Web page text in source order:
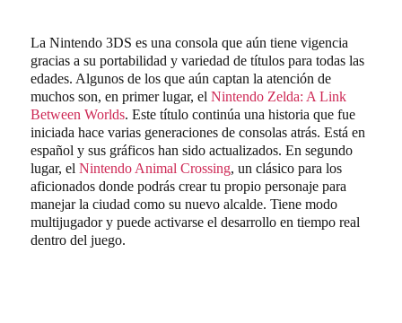
La Nintendo 3DS es una consola que aún tiene vigencia
gracias a su portabilidad y variedad de títulos para todas las
edades. Algunos de los que aún captan la atención de
muchos son, en primer lugar, el Nintendo Zelda: A Link
Between Worlds. Este título continúa una historia que fue
iniciada hace varias generaciones de consolas atrás. Está en
español y sus gráficos han sido actualizados. En segundo
lugar, el Nintendo Animal Crossing, un clásico para los
aficionados donde podrás crear tu propio personaje para
manejar la ciudad como su nuevo alcalde. Tiene modo
multijugador y puede activarse el desarrollo en tiempo real
dentro del juego.